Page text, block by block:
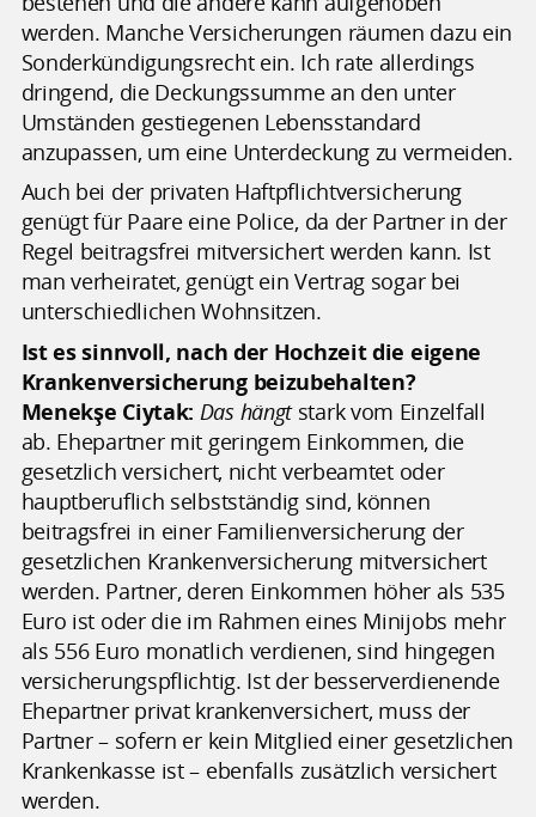
werden. Manche Versicherungen räumen dazu ein
Sonderkündigungsrecht ein. Ich rate allerdings
dringend, die Deckungssumme an den unter
Umständen gestiegenen Lebensstandard
anzupassen, um eine Unterdeckung zu vermeiden.
Auch bei der privaten Haftpflichtversicherung
genügt für Paare eine Police, da der Partner in der
Regel beitragsfrei mitversichert werden kann. Ist
man verheiratet, genügt ein Vertrag sogar bei
unterschiedlichen Wohnsitzen.
Ist es sinnvoll, nach der Hochzeit die eigene
Krankenversicherung beizubehalten?
Menekşe Ciytak: Das hängtstark vom Einzelfall
ab. Ehepartner mit geringem Einkommen, die
gesetzlich versichert, nicht verbeamtet oder
hauptberuflich selbstständig sind, können
beitragsfrei in einer Familienversicherung der
gesetzlichen Krankenversicherung mitversichert
werden. Partner, deren Einkommen höher als 535
Euro ist oder die im Rahmen eines Minijobs mehr
als 556 Euro monatlich verdienen, sind hingegen
versicherungspflichtig. Ist der besserverdienende
Ehepartner privat krankenversichert, muss der
Partner – sofern er kein Mitglied einer gesetzlichen
Krankenkasse ist – ebenfalls zusätzlich versichert
werden.